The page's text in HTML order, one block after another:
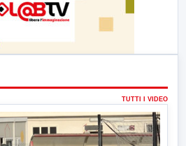
TUTTI I VIDEO